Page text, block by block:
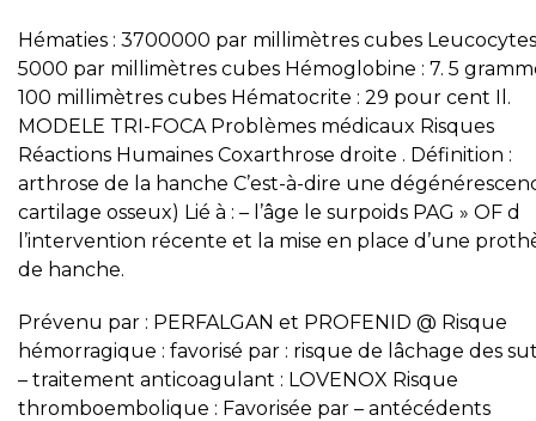
Hématies : 3700000 par millimètres cubes
5000 par millimètres cubes Hémoglobine : 7. 5
100 millimètres cubes Hématocrite : 29 pour cent Il.
MODELE TRI-FOCA Problèmes médicaux Risques
Réactions Humaines Coxarthrose droite . Définition :
arthrose de la hanche C’est-à-dire une
cartilage osseux) Lié à : – l’âge le surpoids PAG » OF d
l’intervention récente et la mise en place d’une
de hanche.
Prévenu par : PERFALGAN et PROFENID @ Risque
hémorragique : favorisé par : risque de lâchage des
– traitement anticoagulant : LOVENOX Risque
thromboembolique : Favorisée par – antécédents